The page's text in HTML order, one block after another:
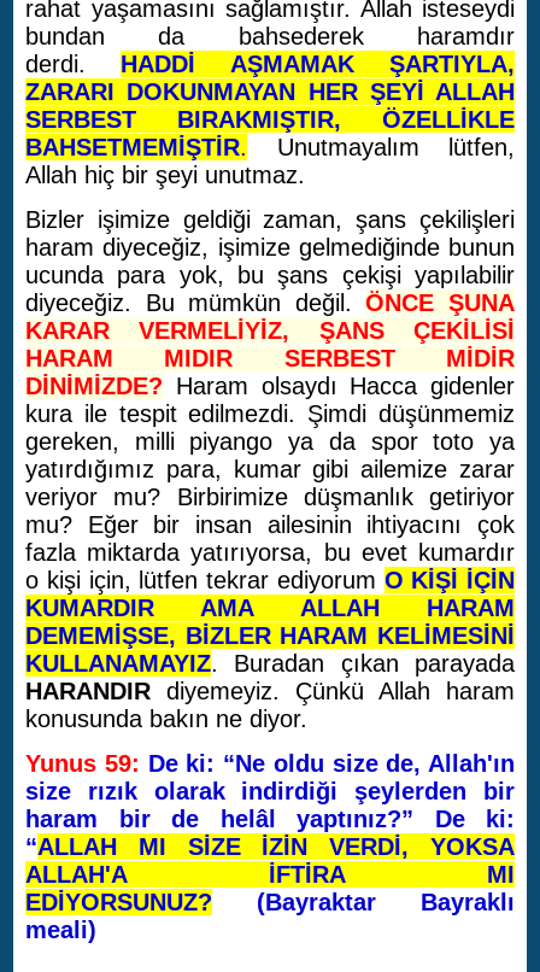
rahat yaşamasını sağlamıştır. Allah isteseydi
bundan da bahsederek haramdır
derdi. HADDİ AŞMAMAK ŞARTIYLA,
ZARARI DOKUNMAYAN HER ŞEYİ ALLAH
SERBEST BIRAKMIŞTIR, ÖZELLİKLE
BAHSETMEMİŞTİR. Unutmayalım lütfen,
Allah hiç bir şeyi unutmaz.
Bizler işimize geldiği zaman, şans çekilişleri
haram diyeceğiz, işimize gelmediğinde bunun
ucunda para yok, bu şans çekişi yapılabilir
diyeceğiz. Bu mümkün değil.ÖNCE ŞUNA
KARAR VERMELİYİZ, ŞANS ÇEKİLİSİ
HARAM MIDIR SERBEST MİDİR
DİNİMİZDE? Haram olsaydı Hacca gidenler
kura ile tespit edilmezdi. Şimdi düşünmemiz
gereken, milli piyango ya da spor toto ya
yatırdığımız para, kumar gibi ailemize zarar
veriyor mu? Birbirimize düşmanlık getiriyor
mu? Eğer bir insan ailesinin ihtiyacını çok
fazla miktarda yatırıyorsa, bu evet kumardır
o kişi için, lütfen tekrar ediyorum O KİŞİ İÇİN
KUMARDIR AMA ALLAH HARAM
DEMEMİŞSE, BİZLER HARAM KELİMESİNİ
KULLANAMAYIZ. Buradan çıkan parayada
HARANDIR diyemeyiz. Çünkü Allah haram
konusunda bakın ne diyor.
Yunus 59: De ki: “Ne oldu size de, Allah'ın
size rızık olarak indirdiği şeylerden bir
haram bir de helâl yaptınız?” De ki:
“ALLAH MI SİZE İZİN VERDİ, YOKSA
ALLAH'A İFTİRA MI
EDİYORSUNUZ? (Bayraktar Bayraklı
meali)